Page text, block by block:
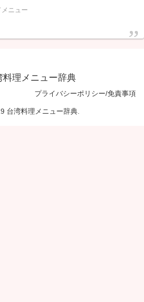
メニュー
料理メニュー辞典
プライバシーポリシー/免責事項
台湾料理メニュー辞典.